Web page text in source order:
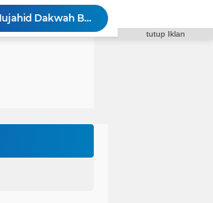
Plt. Bupati Tiorita Perkuat Kaderisasi BKPRMI, Cetak Mujahid Dakwah Berintegritas
Resmikan ROKI, Plt. Bupati Langkat Tiorita Dorong Penguatan Ekonomi Berbasis Kedelai
tutup Iklan